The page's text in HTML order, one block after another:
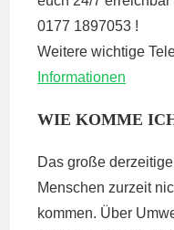
0177 1897053 !
Weitere wichtige
Informationen
WIE KOMME
Das große
Menschen zurzeit
kommen. Über